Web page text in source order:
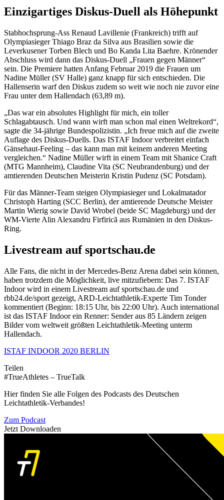
Einzigartiges Diskus-Duell als Höhepunkt
Stabhochsprung-Ass Renaud Lavillenie (Frankreich) trifft auf
Olympiasieger Thiago Braz da Silva aus Brasilien sowie die
Leverkusener Torben Blech und Bo Kanda Lita Baehre. Krönender
Abschluss wird dann das Diskus-Duell „Frauen gegen Männer“
sein. Die Premiere hatten Anfang Februar 2019 die Frauen um
Nadine Müller (SV Halle) ganz knapp für sich entschieden. Die
Hallenserin warf den Diskus zudem so weit wie noch nie zuvor eine
Frau unter dem Hallendach (63,89 m).
„Das war ein absolutes Highlight für mich, ein toller
Schlagabtausch. Und wann wirft man schon mal einen Weltrekord“,
sagte die 34-jährige Bundespolizistin. „Ich freue mich auf die zweite
Auflage des Diskus-Duells. Das ISTAF Indoor verbreitet einfach
Gänsehaut-Feeling – das kann man mit keinem anderen Meeting
vergleichen.“ Nadine Müller wirft in einem Team mit Shanice Craft
(MTG Mannheim), Claudine Vita (SC Neubrandenburg) und der
amtierenden Deutschen Meisterin Kristin Pudenz (SC Potsdam).
Für das Männer-Team steigen Olympiasieger und Lokalmatador
Christoph Harting (SCC Berlin), der amtierende Deutsche Meister
Martin Wierig sowie David Wrobel (beide SC Magdeburg) und der
WM-Vierte Alin Alexandru Firfirică aus Rumänien in den Diskus-
Ring.
Livestream auf sportschau.de
Alle Fans, die nicht in der Mercedes-Benz Arena dabei sein können,
haben trotzdem die Möglichkeit, live mitzufiebern: Das 7. ISTAF
Indoor wird in einem Livestream auf sportschau.de und
rbb24.de/sport gezeigt, ARD-Leichtathletik-Experte Tim Tonder
kommentiert (Beginn: 18:15 Uhr, bis 22:00 Uhr). Auch international
ist das ISTAF Indoor ein Renner: Sender aus 85 Ländern zeigen
Bilder vom weltweit größten Leichtathletik-Meeting unterm
Hallendach.
ISTAF INDOOR 2020 BERLIN
Teilen
#TrueAthletes – TrueTalk
Hier finden Sie alle Folgen des Podcasts des Deutschen
Leichtathletik-Verbandes!
Zum Podcast
Jetzt Downloaden